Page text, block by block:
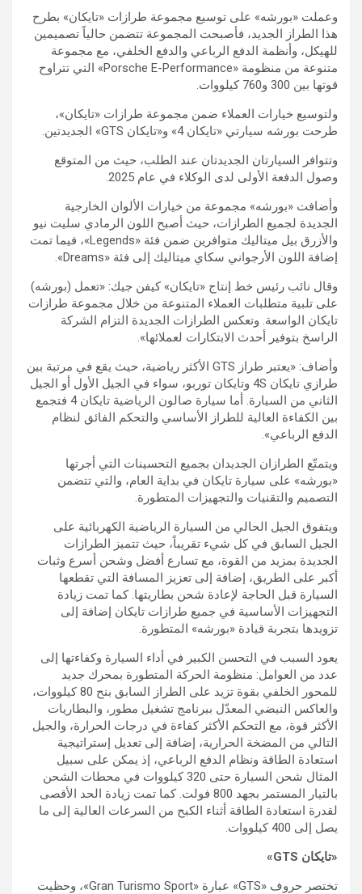
وعملت «بورشه» على توسيع مجموعة طرازات «تايكان» بطرح
هذا الطراز الجديد، فأصبحت المجموعة تتضمن حالياً تصميمين
للهيكل، وأنظمة الدفع الرباعي والدفع الخلفي، مع مجموعة
متنوعة من منظومة «Porsche E-Performance» التي تتراوح
قوتها بين 300 و760 كيلووات‏.
ولتوسيع خيارات العملاء ضمن مجموعة طرازات «تايكان»،
طرحت بورشه سيارتي «تايكان 4» و«تايكان GTS» الجديدتين.
وتتوافر السيارتان الجديدتان عند الطلب، حيث من المتوقع
وصول الدفعة الأولى لدى الوكلاء في عام 2025‏.
وأضافت «بورشه» مجموعة من خيارات الألوان الخارجية
الجديدة لجميع الطرازات، حيث أصبح اللون الرمادي سليت نيو
والأزرق بيل ميتاليك متوافرين ضمن فئة «Legends»، فيما تمت
إضافة اللون الأرجواني سكاي ميتاليك إلى فئة «Dreams‏».
وقال نائب رئيس خط إنتاج «تايكان» كيفن جيك: «تعمل (بورشه)
على تلبية متطلبات العملاء المتنوعة من خلال مجموعة طرازات
تايكان الواسعة. وتعكس الطرازات الجديدة التزام الشركة
الراسخ بتوفير أحدث الابتكارات لعملائها».
وأضاف: «يعتبر طراز GTS الأكثر رياضية، حيث يقع في مرتبة بين
طرازي تايكان 4S وتايكان توربو، سواء في الجيل الأول أو الجيل
الثاني من السيارة. أما سيارة صالون الرياضية تايكان 4 فتجمع
بين الكفاءة العالية للطراز الأساسي والتحكم الفائق لنظام
الدفع الرباعي»‏.
ويتمتّع الطرازان الجديدان بجميع التحسينات التي أجرتها
«بورشه» على سيارة تايكان في بداية العام، والتي تتضمن
التصميم والتقنيات والتجهيزات المتطورة.
ويتفوق الجيل الحالي من السيارة الرياضية الكهربائية على
الجيل السابق في كل شيء تقريباً، حيث تتميز الطرازات
الجديدة بمزيد من القوة، مع تسارع أفضل وشحن أسرع وثبات
أكبر على الطريق، إضافة إلى تعزيز المسافة التي تقطعها
السيارة قبل الحاجة لإعادة شحن بطاريتها. كما تمت زيادة
التجهيزات الأساسية في جميع طرازات تايكان إضافة إلى
تزويدها بتجربة قيادة «بورشه» المتطورة‏.
يعود السبب في التحسن الكبير في أداء السيارة وكفاءتها إلى
عدد من العوامل: منظومة الحركة المتطورة بمحرك جديد
للمحور الخلفي بقوة تزيد على الطراز السابق بنح 80 كيلووات،
والعاكس النبضي المعدّل ببرنامج تشغيل مطور، والبطاريات
الأكثر قوة، مع التحكم الأكثر كفاءة في درجات الحرارة، والجيل
التالي من المضخة الحرارية، إضافة إلى تعديل إستراتيجية
استعادة الطاقة ونظام الدفع الرباعي، إذ يمكن على سبيل
المثال شحن السيارة حتى 320 كيلووات في محطات الشحن
بالتيار المستمر بجهد 800 فولت. كما تمت زيادة الحد الأقصى
لقدرة استعادة الطاقة أثناء الكبح من السرعات العالية إلى ما
يصل إلى 400 كيلووات‏.
«تايكان GTS»
تختصر حروف «GTS» عبارة «Gran Turismo Sport»، وحظيت